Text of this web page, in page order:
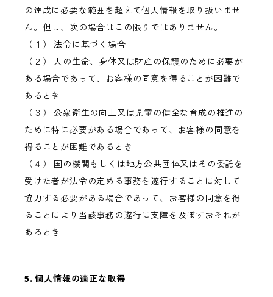
の達成に必要な範囲を超えて個人情報を取り扱いませ
ん。但し、次の場合はこの限りではありません。
（１） 法令に基づく場合
（２） 人の生命、身体又は財産の保護のために必要が
ある場合であって、お客様の同意を得ることが困難で
あるとき
（３） 公衆衛生の向上又は児童の健全な育成の推進の
ために特に必要がある場合であって、お客様の同意を
得ることが困難であるとき
（４） 国の機関もしくは地方公共団体又はその委託を
受けた者が法令の定める事務を遂行することに対して
協力する必要がある場合であって、お客様の同意を得
ることにより当該事務の遂行に支障を及ぼすおそれが
あるとき
5. 個人情報の適正な取得